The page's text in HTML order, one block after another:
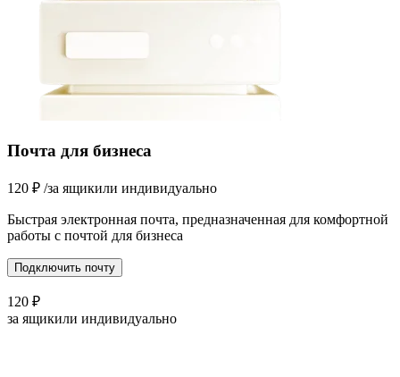
Почта для бизнеса
120 ₽ /за ящикили индивидуально
Быстрая электронная почта, предназначенная для комфортной
работы с почтой для бизнеса
Подключить почту
120 ₽
за ящикили индивидуально